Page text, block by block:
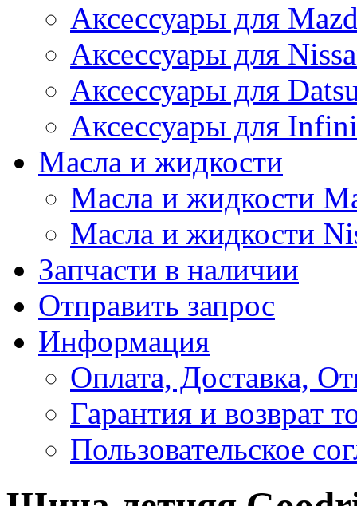
Аксессуары для
Аксессуары для
Аксессуары для
Аксессуары для
Масла и жидкости
Масла и жидкости
Масла и жидкости
Запчасти в наличии
Отправить запрос
Информация
Оплата, Доставка,
Гарантия и возврат
Пользовательское